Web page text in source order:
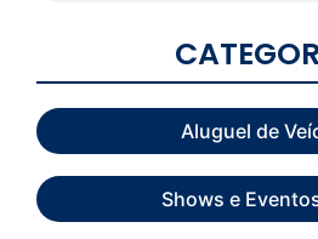
Aluguel de
Shows e